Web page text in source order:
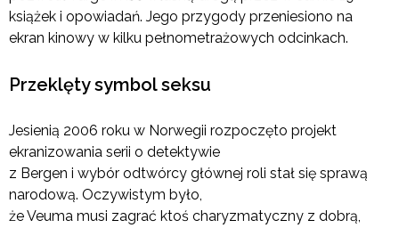
książek i opowiadań. Jego przygody przeniesiono na
ekran kinowy w kilku pełnometrażowych odcinkach.
Przeklęty symbol seksu
Jesienią 2006 roku w Norwegii rozpoczęto projekt
ekranizowania serii o detektywie
z Bergen i wybór odtwórcy głównej roli stał się sprawą
narodową. Oczywistym było,
że Veuma musi zagrać ktoś charyzmatyczny z dobrą,